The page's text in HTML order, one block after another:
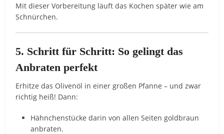
Mit dieser Vorbereitung läuft das Kochen später wie am
Schnürchen.
5. Schritt für Schritt: So gelingt das
Anbraten perfekt
Erhitze das Olivenöl in einer großen Pfanne – und zwar
richtig heiß! Dann:
Hähnchenstücke darin von allen Seiten goldbraun
anbraten.